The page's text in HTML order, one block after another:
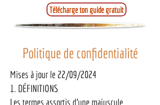
Télécharge ton guide gratuit
Politique de confidentialité
Mises à jour le 22/09/2024
1. DÉFINITIONS
Les termes assortis d’une majuscule